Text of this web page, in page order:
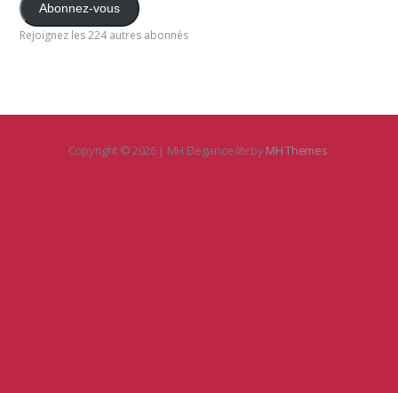
mailAbonnez-vous
Rejoignez les 224 autres abonnés
Copyright © 2026 | MH ElegancelitebyMH Themes.